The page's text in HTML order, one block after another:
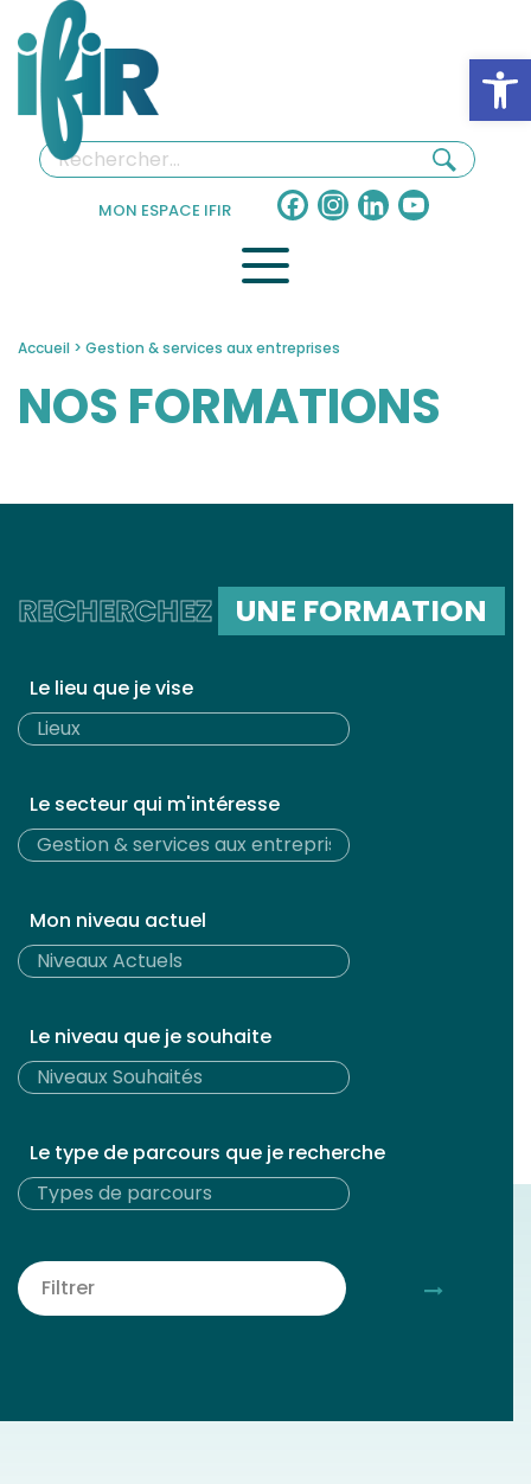
MON ESPACE IFIR Facebook
Instagram
LinkedInYouTube
Accueil > Gestion & services aux entreprises
NOS FORMATIONS
RECHERCHEZ UNE FORMATION
Le lieu que je vise
Le secteur qui m'intéresse
Mon niveau actuel
Le niveau que je souhaite
Le type de parcours que je recherche
Panneau de gestion des cookies